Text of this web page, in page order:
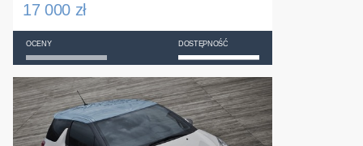
17 000 zł
OCENY DOSTĘPNOŚĆ